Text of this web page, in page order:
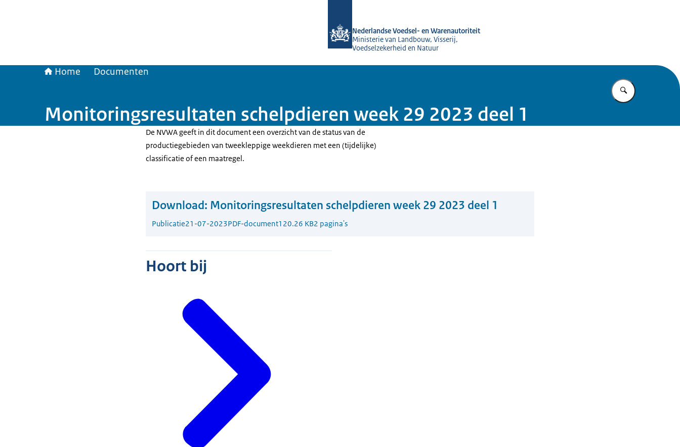
Nederlandse Voedsel- en Warenautoriteit
Ministerie van Landbouw, Visserij,
Voedselzekerheid en Natuur
Home Documenten
Vul in wat u
Monitoringsresultaten schelpdieren week 29 2023 deel 1
De NVWA geeft in dit document een overzicht van de status van de
productiegebieden van tweekleppige weekdieren met een (tijdelijke)
classificatie of een maatregel.
Download: Monitoringsresultaten schelpdieren week 29 2023 deel 1
Publicatie21-07-2023PDF-document120.26 KB2 pagina's
Hoort bij